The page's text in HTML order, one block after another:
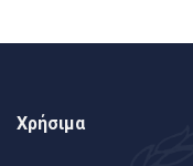
Χρήσιμα